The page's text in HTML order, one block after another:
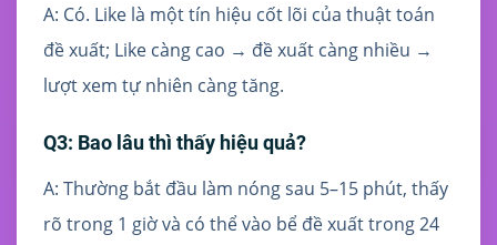
A: Có. Like là một tín hiệu cốt lõi của thuật toán
đề xuất; Like càng cao → đề xuất càng nhiều →
lượt xem tự nhiên càng tăng.
Q3: Bao lâu thì thấy hiệu quả?
A: Thường bắt đầu làm nóng sau 5–15 phút, thấy
rõ trong 1 giờ và có thể vào bể đề xuất trong 24